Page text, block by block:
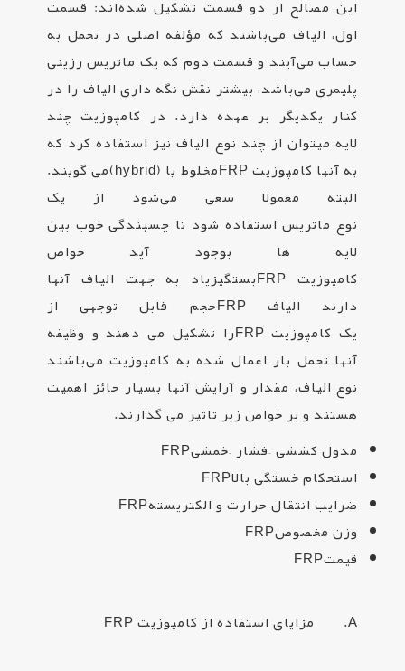
این مصالح از دو قسمت تشکیل شده‌اند: قسمت
اول، الیاف می‌باشند که مؤلفه اصلی در تحمل به
حساب می‌آیند و قسمت دوم که یک ماتریس رزینی
پلیمری می‌باشد، بیشتر نقش نگه داری الیاف را در
کنار یکدیگر بر عهده دارد. در کامپوزیت چند
لایه میتوان از چند نوع الیاف نیز استفاده کرد که
به آنها کامپوزیتFRPمخلوط یا (hybrid)می گویند.
البته معمولا سعی می‌شود از یک
نوع ماتریس استفاده شود تا چسبندگی خوب بین
لایه ها بوجود آید خواص
کامپوزیتFRPبستگیزیاد به جهت الیاف آنها
دارند الیاف FRPحجم قابل توجهی از
یک کامپوزیتFRPرا تشکیل می دهند و وظیفه
آنها تحمل بار اعمال شده به کامپوزیت می‌باشند
نوع الیاف، مقدار و آرایش آنها بسیار حائز اهمیت
هستند و بر خواص زیر تاثیر می گذارند.
مدول کششی –فشار –خمشیFRP
استحکام خستگی بالاFRP
ضرایب انتقال حرارت و الکتریستهFRP
وزن مخصوصFRP
قیمتFRP
A. مزایای استفاده از کامپوزیت FRP